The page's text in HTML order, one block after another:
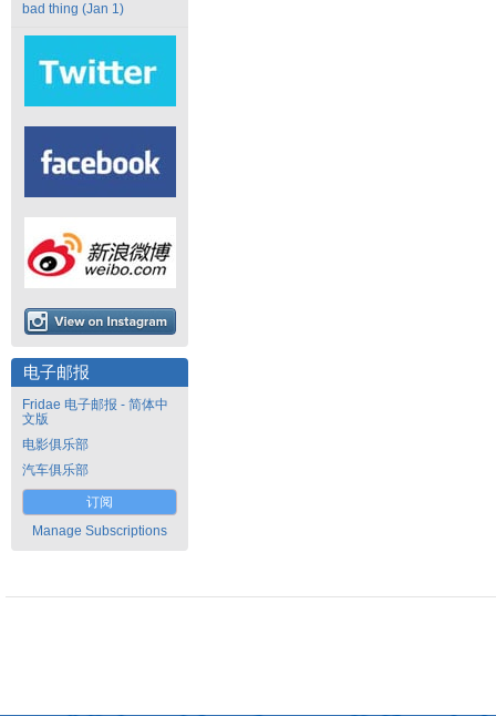
bad thing (Jan 1)
电子邮报
Fridae 电子邮报 - 简体中
文版
电影俱乐部
汽车俱乐部
订阅
Manage Subscriptions